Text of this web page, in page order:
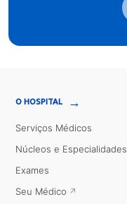
O HOSPITAL →
Serviços Médicos
Núcleos e Especialidades
Exames
Seu Médico